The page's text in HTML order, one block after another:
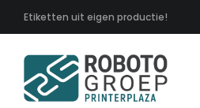
Etiketten uit eigen productie!